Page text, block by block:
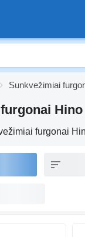
Sunkvežimiai
Hino
furgonai